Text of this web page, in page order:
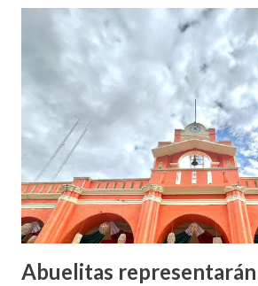
Gloria Angélica Arias Villamil, munícipe
Suchitepec, Donato Rojas Martínez,
Miltepec, Miguel López Peralta,
San Pablo Tequixtepec, Pablo Meza
Catarina Zapoquila y Taurina Arias
Cosoltepec. Las autoridades
rehabilitación del tramo carretero
Tehuacán. Barbosa Barr...
Abuelitas representarán